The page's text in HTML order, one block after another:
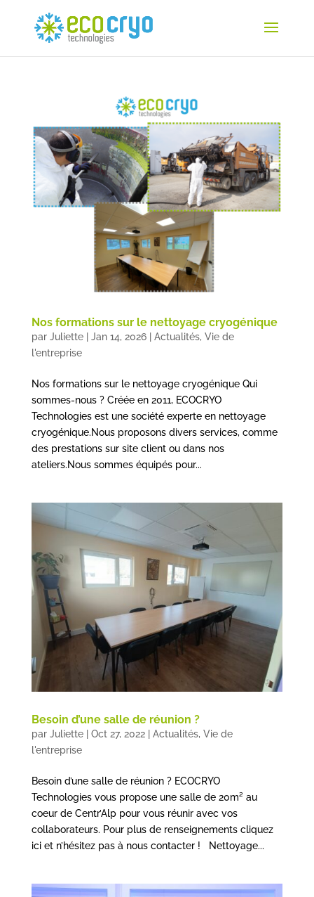
Nos formations sur le nettoyage cryogénique
par Juliette| Jan 14, 2026| Actualités, Vie de
l'entreprise
Nos formations sur le nettoyage cryogénique Qui
sommes-nous ? Créée en 2011, ECOCRYO
Technologies est une société experte en nettoyage
cryogénique.Nous proposons divers services, comme
des prestations sur site client ou dans nos
ateliers.Nous sommes équipés pour...
Besoin d’une salle de réunion ?
par Juliette| Oct 27, 2022| Actualités, Vie de
l'entreprise
Besoin d’une salle de réunion ? ECOCRYO
Technologies vous propose une salle de 20m² au
coeur de Centr’Alp pour vous réunir avec vos
collaborateurs. Pour plus de renseignements cliquez
ici et n’hésitez pas à nous contacter ! Nettoyage...